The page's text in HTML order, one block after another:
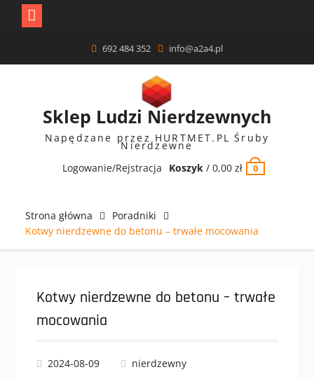
content
692 484 352 info@a2a4.pl
Sklep Ludzi Nierdzewnych
Napędzane przez HURTMET.PL Śruby
Nierdzewne
Logowanie/Rejstracja
Koszyk/ 0,00 zł 0
Strona główna
Poradniki
Kotwy nierdzewne do betonu – trwałe mocowania
Kotwy nierdzewne do betonu – trwałe
mocowania
2024-08-09
nierdzewny